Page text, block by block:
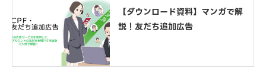
【ダウンロード資料】マンガで解
説！友だち追加広告